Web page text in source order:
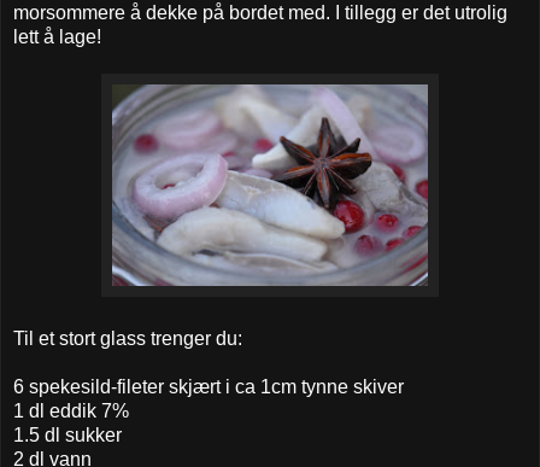
morsommere å dekke på bordet med. I tillegg er det utrolig
lett å lage!
Til et stort glass trenger du:
6 spekesild-fileter skjært i ca 1cm tynne skiver
1 dl eddik 7%
1.5 dl sukker
2 dl vann